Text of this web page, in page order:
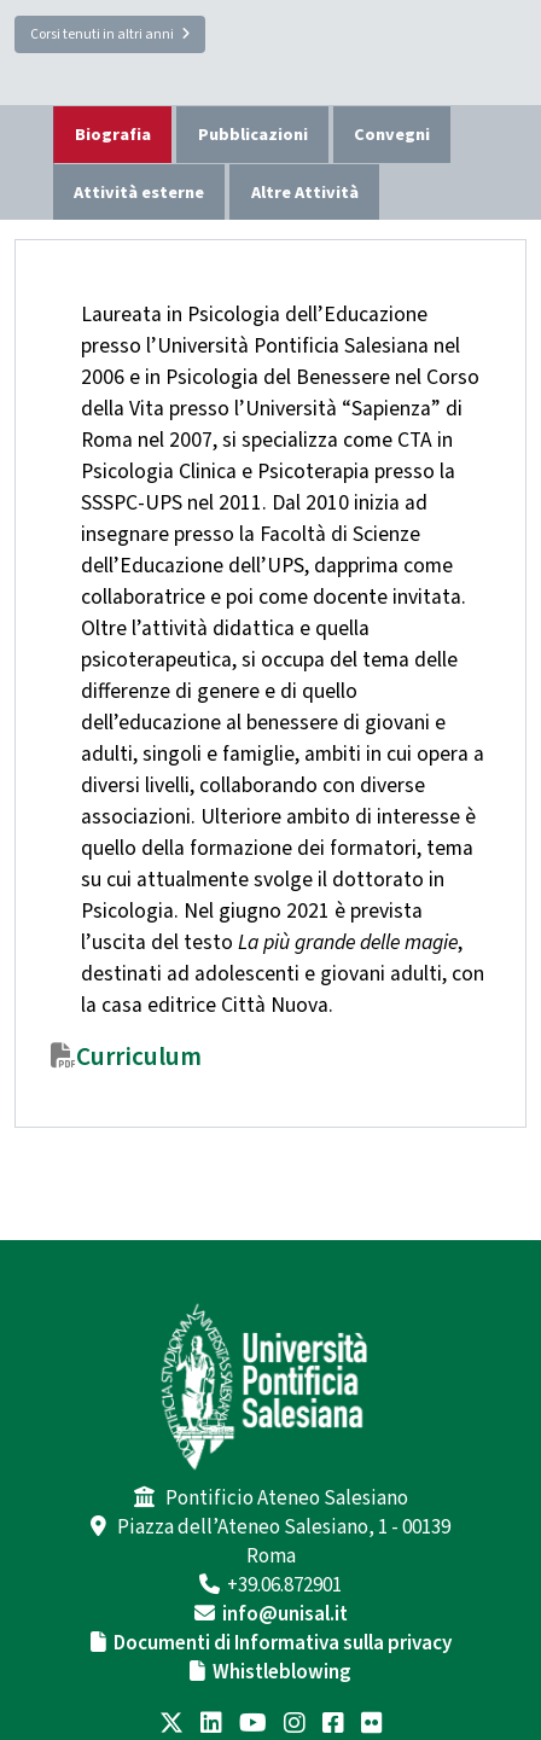
Corsi tenuti in altri anni
Biografia Pubblicazioni Convegni
Attività esterne Altre Attività
Laureata in Psicologia dell’Educazione
presso l’Università Pontificia Salesiana nel
2006 e in Psicologia del Benessere nel Corso
della Vita presso l’Università “Sapienza” di
Roma nel 2007, si specializza come CTA in
Psicologia Clinica e Psicoterapia presso la
SSSPC-UPS nel 2011. Dal 2010 inizia ad
insegnare presso la Facoltà di Scienze
dell’Educazione dell’UPS, dapprima come
collaboratrice e poi come docente invitata.
Oltre l’attività didattica e quella
psicoterapeutica, si occupa del tema delle
differenze di genere e di quello
dell’educazione al benessere di giovani e
adulti, singoli e famiglie, ambiti in cui opera a
diversi livelli, collaborando con diverse
associazioni. Ulteriore ambito di interesse è
quello della formazione dei formatori, tema
su cui attualmente svolge il dottorato in
Psicologia. Nel giugno 2021 è prevista
l’uscita del testoLa più grande delle magie,
destinati ad adolescenti e giovani adulti, con
la casa editrice Città Nuova.
Curriculum
Pontificio Ateneo Salesiano
Piazza dell’Ateneo Salesiano, 1 - 00139
Roma
+39.06.872901
info@unisal.it
Documenti di Informativa sulla privacy
Whistleblowing